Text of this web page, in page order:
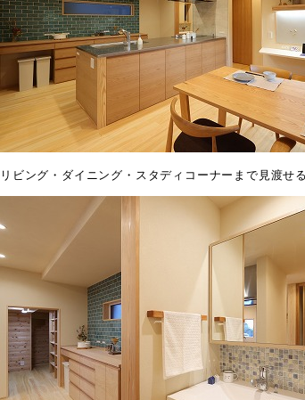
リビング・ダイニング・スタディコーナーまで見渡せ